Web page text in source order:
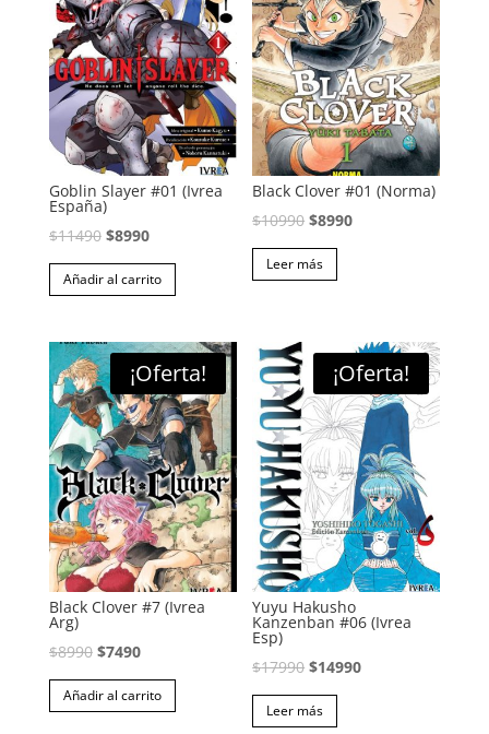
Goblin Slayer #01 (Ivrea
España)
$11490 El
precio
original
$11490.
$8990El
precio
actual
$8990.
Añadir al carrito
Black Clover #01 (Norma)
$10990 El
precio
original
$8990El
Leer más
¡Oferta!
Black Clover #7 (Ivrea
Arg)
$8990 El
precio
original
$7490El
precio
actual
Añadir al carrito
¡Oferta!
Yuyu Hakusho
Kanzenban #06 (Ivrea
Esp)
$17990 El
precio
original
$14990El
Leer más